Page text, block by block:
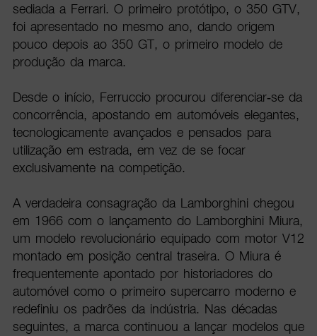
sediada a Ferrari. O primeiro protótipo, o 350 GTV,
foi apresentado no mesmo ano, dando origem
pouco depois ao 350 GT, o primeiro modelo de
produção da marca.
Desde o início, Ferruccio procurou diferenciar-se da
concorrência, apostando em automóveis elegantes,
tecnologicamente avançados e pensados para
utilização em estrada, em vez de se focar
exclusivamente na competição.
A verdadeira consagração da Lamborghini chegou
em 1966 com o lançamento do Lamborghini Miura,
um modelo revolucionário equipado com motor V12
montado em posição central traseira. O Miura é
frequentemente apontado por historiadores do
automóvel como o primeiro supercarro moderno e
redefiniu os padrões da indústria. Nas décadas
seguintes, a marca continuou a lançar modelos que